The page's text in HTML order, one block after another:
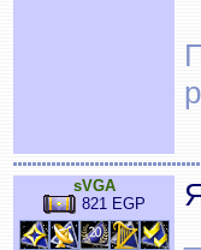
sVGA
821 EGP